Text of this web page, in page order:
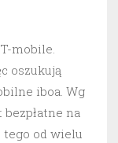
mobile.
oszukują
iboa. Wg
na
tego od wielu